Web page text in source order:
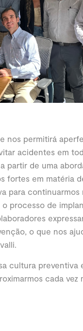
nos permitirá
acidentes em
partir de uma
fortes em matéria
para
processo de
o que nos
cultura preventiva
cada vez